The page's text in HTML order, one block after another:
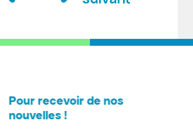
Pour recevoir de nos
nouvelles !